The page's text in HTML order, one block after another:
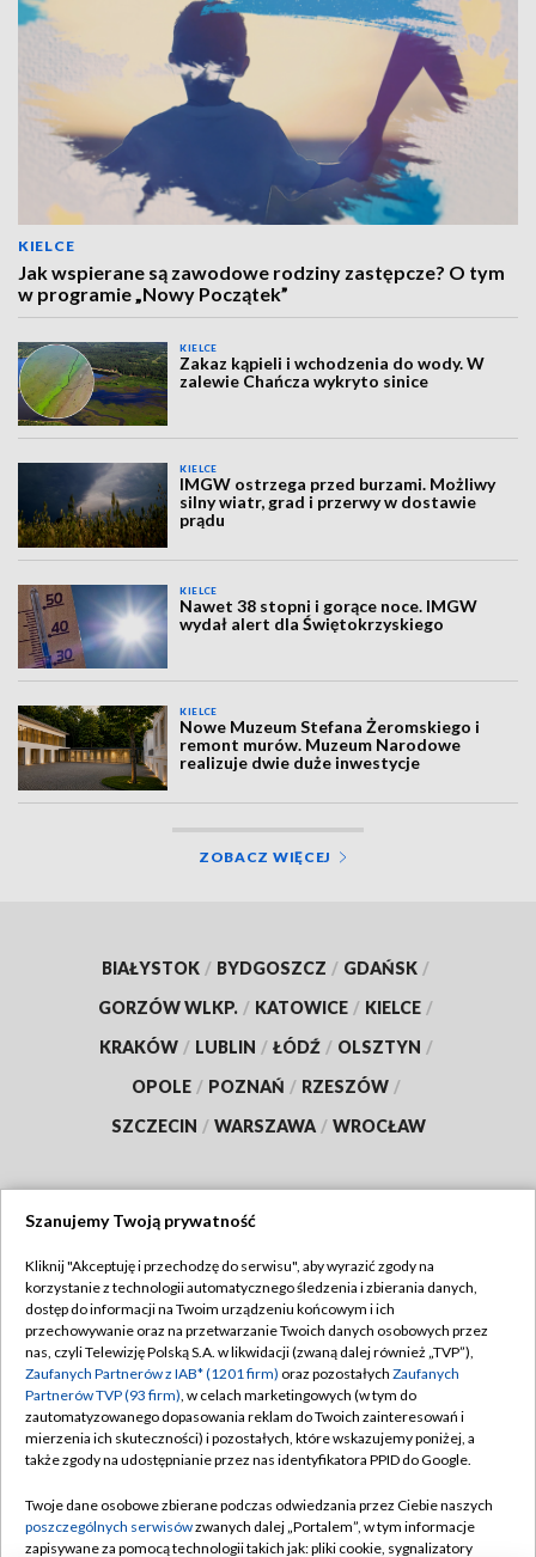
KIELCE
Jak wspierane są zawodowe rodziny zastępcze? O tym
w programie „Nowy Początek”
KIELCE
Zakaz kąpieli i wchodzenia do wody. W
zalewie Chańcza wykryto sinice
KIELCE
IMGW ostrzega przed burzami. Możliwy
silny wiatr, grad i przerwy w dostawie
prądu
KIELCE
Nawet 38 stopni i gorące noce. IMGW
wydał alert dla Świętokrzyskiego
KIELCE
Nowe Muzeum Stefana Żeromskiego i
remont murów. Muzeum Narodowe
realizuje dwie duże inwestycje
ZOBACZ WIĘCEJ
BIAŁYSTOK / BYDGOSZCZ / GDAŃSK /
GORZÓW WLKP. / KATOWICE / KIELCE /
KRAKÓW / LUBLIN / ŁÓDŹ / OLSZTYN /
OPOLE / POZNAŃ / RZESZÓW /
SZCZECIN / WARSZAWA / WROCŁAW
TVP
Abonament TVP
Emisja w TVP
Centrum informacji TVP
Naziemna Telewizja Cyfrowa
Rada Programowa
Regulamin TVP
Polityka prywatności
Moje zgody
Pomoc
Kontakt
Szanujemy Twoją prywatność
Kliknij "Akceptuję i przechodzę do serwisu", aby wyrazić zgody na
korzystanie z technologii automatycznego śledzenia i zbierania danych,
dostęp do informacji na Twoim urządzeniu końcowym i ich
przechowywanie oraz na przetwarzanie Twoich danych osobowych przez
nas, czyli Telewizję Polską S.A. w likwidacji (zwaną dalej również „TVP”),
Zaufanych Partnerów z IAB* (1201 firm) oraz pozostałych Zaufanych
Partnerów TVP (93 firm), w celach marketingowych (w tym do
zautomatyzowanego dopasowania reklam do Twoich zainteresowań i
mierzenia ich skuteczności) i pozostałych, które wskazujemy poniżej, a
także zgody na udostępnianie przez nas identyfikatora PPID do Google.
Twoje dane osobowe zbierane podczas odwiedzania przez Ciebie naszych
poszczególnych serwisówzwanych dalej „Portalem”, w tym informacje
zapisywane za pomocą technologii takich jak: pliki cookie, sygnalizatory